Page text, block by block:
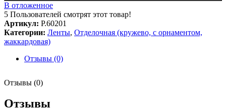
В отложенное
5 Пользователей смотрят этот товар!
Артикул: Р.60201
Категории: Ленты, Отделочная (кружево, с орнаментом,
жаккардовая)
Отзывы (0)
Отзывы (0)
Отзывы